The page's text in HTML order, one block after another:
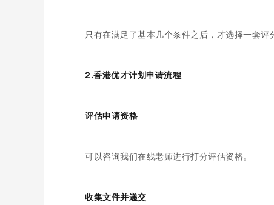
只有在满足了基本几个条件之后，才选择一套评
2.香港优才计划申请流程
评估申请资格
可以咨询我们在线老师进行打分评估资格。
收集文件并递交